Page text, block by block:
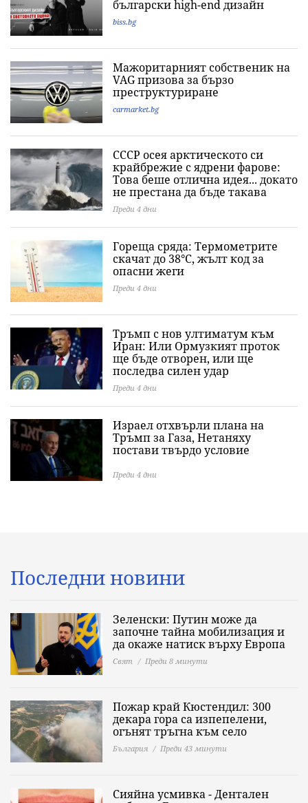
biss.bg
VAG призова за бързо
преструктуриране
carmarket.bg
крайбрежие с ядрени фарове:
Това беше отлична идея... докато
не престана да бъде такава
Преди 4 дни
скачат до 38°C, жълт код за
опасни жеги
Преди 4 дни
Иран: Или Ормузкият проток
ще бъде отворен, или ще
последва силен удар
Преди 4 дни
Тръмп за Газа, Нетаняху
постави твърдо условие
Последни новини
започне тайна мобилизация и
да окаже натиск върху Европа
Свят Преди 8 минути
декара гора са изпепелени,
огънят тръгна към село
България Преди 43 минути
кабинет Евадент